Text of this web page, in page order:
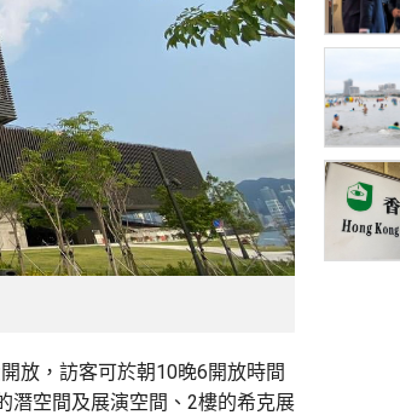
放，訪客可於朝10晚6開放時間
潛空間及展演空間、2樓的希克展